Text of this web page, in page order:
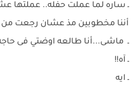
ـ ساره لما عملت حفله.. عملتها
أننا مخطوبين مذ عشان رجعت من
ـ ماشى...أنا طالعه اوضتي فى
ـ آه!!
ـ ايه